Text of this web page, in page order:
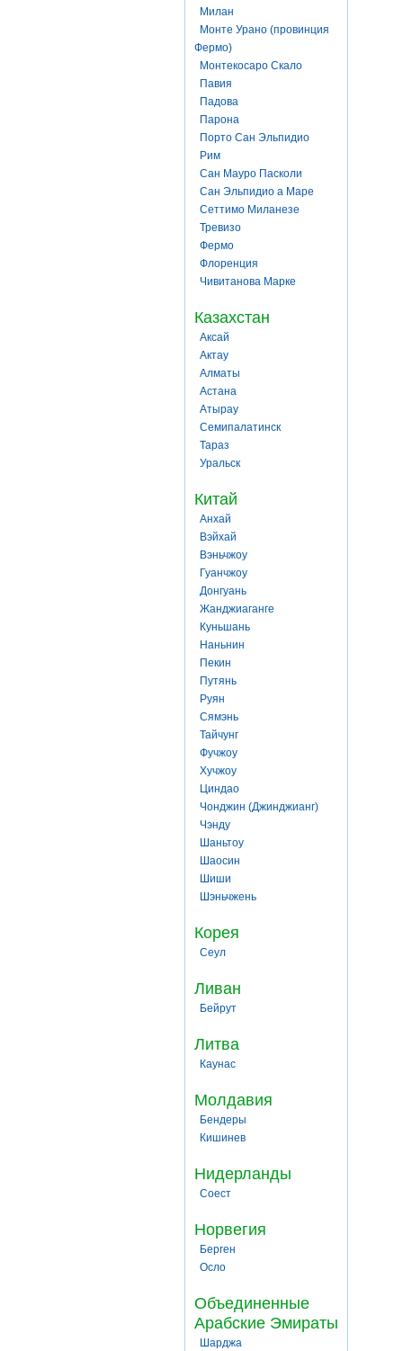
Милан
Монте Урано (провинция
Фермо)
Монтекосаро Скало
Павия
Падова
Парона
Порто Сан Эльпидио
Рим
Сан Мауро Пасколи
Сан Эльпидио а Маре
Сеттимо Миланезе
Тревизо
Фермо
Флоренция
Чивитанова Марке
Казахстан
Аксай
Актау
Алматы
Астана
Атырау
Семипалатинск
Тараз
Уральск
Китай
Анхай
Вэйхай
Вэньчжоу
Гуанчжоу
Донгуань
Жанджиаганге
Куньшань
Наньнин
Пекин
Путянь
Руян
Сямэнь
Тайчунг
Фучжоу
Хучжоу
Циндао
Чонджин (Джинджианг)
Чэнду
Шаньтоу
Шаосин
Шиши
Шэньчжень
Корея
Сеул
Ливан
Бейрут
Литва
Каунас
Молдавия
Бендеры
Кишинев
Нидерланды
Соест
Норвегия
Берген
Осло
Объединенные
Арабские Эмираты
Шарджа